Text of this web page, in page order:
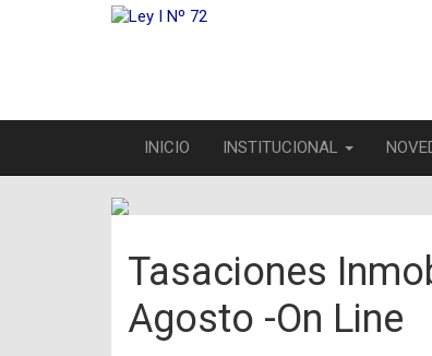
INICIO INSTITUCIONAL
Tasaciones
Agosto -On Line